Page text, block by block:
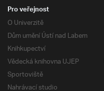
Pro veřejnost
O Univerzitě
Dům umění Ústí nad Labem
Knihkupectví
Vědecká knihovna UJEP
Sportoviště
Nahrávací studio